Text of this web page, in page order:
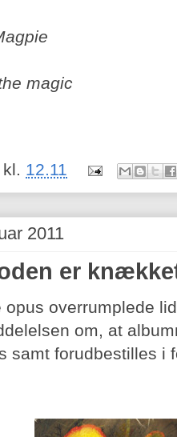
magic
kl. 12.11
2011
er
opus overrumplede
om, at
samt forudbestilles i